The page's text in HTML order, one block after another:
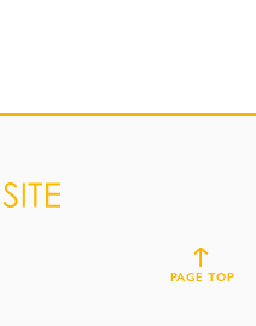
PAGE TOP